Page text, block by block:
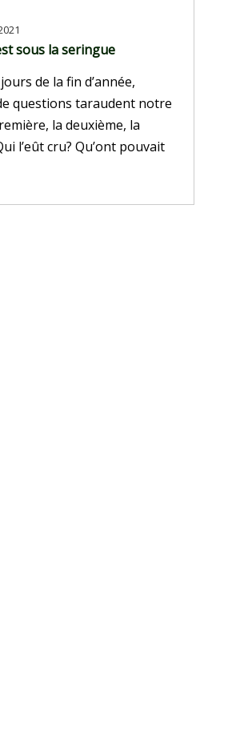
sous la seringue
de la fin d’année,
questions taraudent notre
la deuxième, la
l’eût cru? Qu’ont pouvait